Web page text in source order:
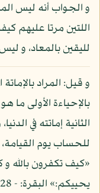
و الجواب أنه ليس
اللتين مرتا عليهم
لليقين بالمعاد، و
و قيل: المراد
بالإحياءة الأولى ما
الثانية إماتته في
للحساب يوم
«كيف تكفرون بالله و
يحييكم:» البقرة: - 28.